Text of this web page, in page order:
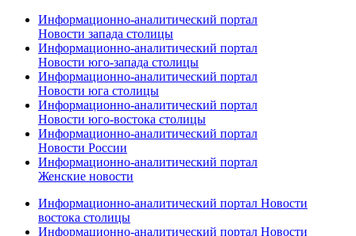
Информационно-аналитический портал
Новости запада столицы
Информационно-аналитический портал
Новости юго-запада столицы
Информационно-аналитический портал
Новости юга столицы
Информационно-аналитический портал
Новости юго-востока столицы
Информационно-аналитический портал
Новости России
Информационно-аналитический портал
Женские новости
Информационно-аналитический портал Новости
востока столицы
Информационно-аналитический портал Новости